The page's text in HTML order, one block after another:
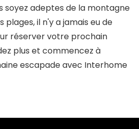
soyez adeptes de la montagne
plages, il n'y a jamais eu de
réserver votre prochain
plus et commencez à
escapade avec Interhome